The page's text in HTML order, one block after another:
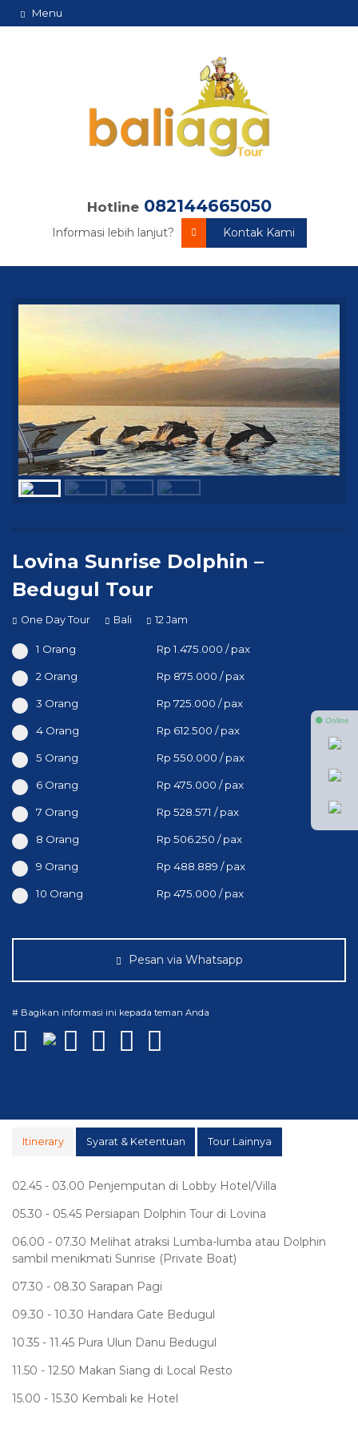
Menu
Hotline 082144665050
Informasi lebih lanjut? Kontak Kami
Lovina Sunrise Dolphin –
Bedugul Tour
One Day Tour Bali 12 Jam
1 Orang Rp 1.475.000 / pax
2 Orang Rp 875.000 / pax
3 Orang Rp 725.000 / pax
4 Orang Rp 612.500 / pax
5 Orang Rp 550.000 / pax
6 Orang Rp 475.000 / pax
7 Orang Rp 528.571 / pax
8 Orang Rp 506.250 / pax
9 Orang Rp 488.889 / pax
10 Orang Rp 475.000 / pax
Pesan via Whatsapp
# Bagikan informasi ini kepada teman Anda
Itinerary Syarat & Ketentuan Tour Lainnya
02.45 - 03.00 Penjemputan di Lobby Hotel/Villa
05.30 - 05.45 Persiapan Dolphin Tour di Lovina
06.00 - 07.30 Melihat atraksi Lumba-lumba atau Dolphin
sambil menikmati Sunrise (Private Boat)
07.30 - 08.30 Sarapan Pagi
09.30 - 10.30 Handara Gate Bedugul
10.35 - 11.45 Pura Ulun Danu Bedugul
11.50 - 12.50 Makan Siang di Local Resto
15.00 - 15.30 Kembali ke Hotel
⚫ Online